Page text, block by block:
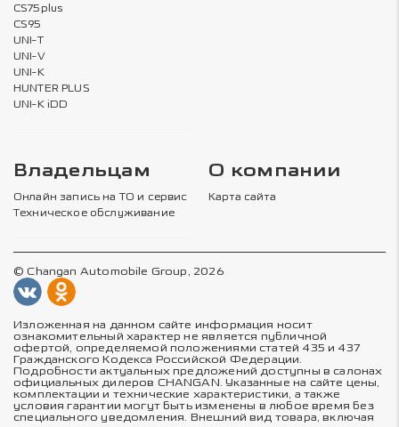
CS75plus
CS95
UNI-T
UNI-V
UNI-K
HUNTER PLUS
UNI-K iDD
Владельцам
Онлайн запись на ТО и сервис
Техническое обслуживание
О компании
Карта сайта
© Changan Automobile Group, 2026
Изложенная на данном сайте информация носит
ознакомительный характер не является публичной
офертой, определяемой положениями статей 435 и 437
Гражданского Кодекса Российской Федерации.
Подробности актуальных предложений доступны в салонах
официальных дилеров CHANGAN. Указанные на сайте цены,
комплектации и технические характеристики, а также
условия гарантии могут быть изменены в любое время без
специального уведомления. Внешний вид товара, включая